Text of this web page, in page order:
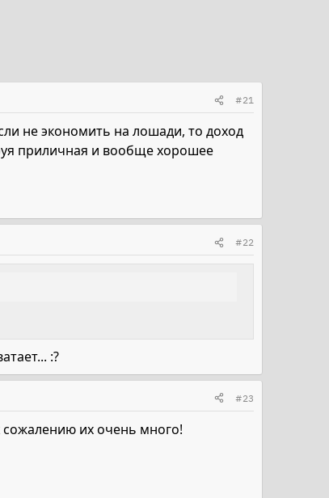
#21
не экономить на лошади, то доход
приличная и вообще хорошее
#22
:?
#23
сожалению их очень много!